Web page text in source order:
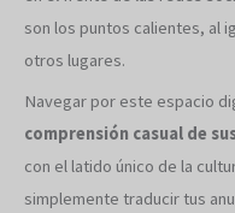
son los puntos calientes, al
otros lugares.
Navegar por este espacio
comprensión casual de
con el latido único de la
simplemente traducir tus